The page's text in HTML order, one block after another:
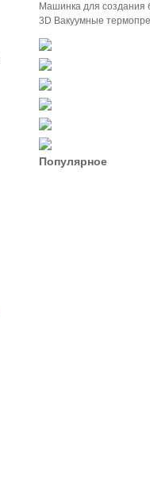
Машинка для создания
3D Вакуумные
Популярное